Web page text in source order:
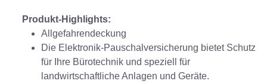
Produkt-Highlights:
Allgefahrendeckung
Die Elektronik-Pauschalversicherung bietet Schutz
für Ihre Bürotechnik und speziell für
landwirtschaftliche Anlagen und Geräte.